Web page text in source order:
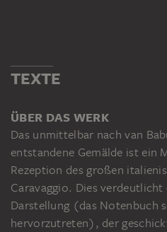
TEXTE
ÜBER DAS WERK
Das unmittelbar nach van
entstandene Gemälde ist ein
Rezeption des großen
Caravaggio. Dies
Darstellung (das Notenbuch
hervorzutreten), der